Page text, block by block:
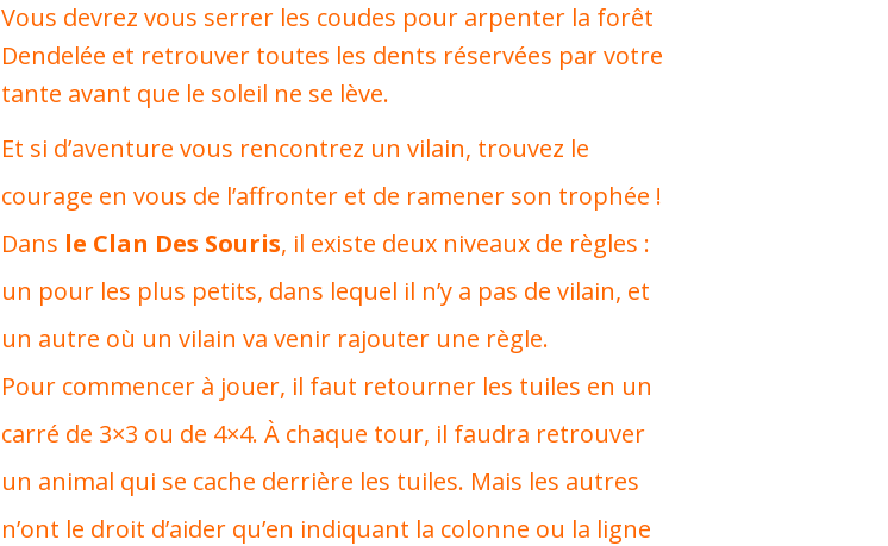
Vous devrez vous serrer les coudes pour arpenter la forêt
Dendelée et retrouver toutes les dents réservées par votre
tante avant que le soleil ne se lève.
Et si d’aventure vous rencontrez un vilain, trouvez le
courage en vous de l’affronter et de ramener son trophée !
Dans le Clan Des Souris, il existe deux niveaux de règles :
un pour les plus petits, dans lequel il n’y a pas de vilain, et
un autre où un vilain va venir rajouter une règle.
Pour commencer à jouer, il faut retourner les tuiles en un
carré de 3×3 ou de 4×4. À chaque tour, il faudra retrouver
un animal qui se cache derrière les tuiles. Mais les autres
n’ont le droit d’aider qu’en indiquant la colonne ou la ligne